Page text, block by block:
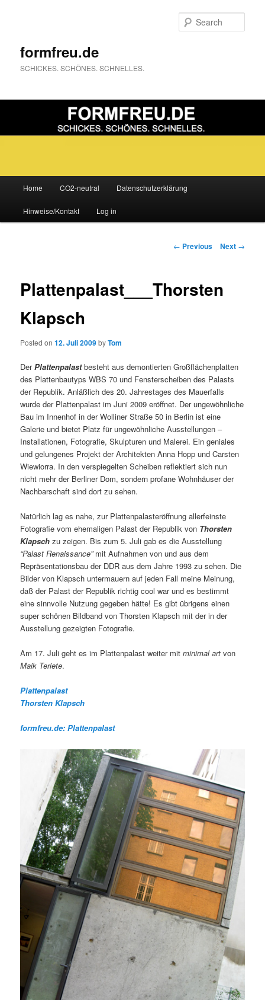
formfreu.de
SCHICKES. SCHÖNES. SCHNELLES.
Skip
to
Home CO2-neutral Datenschutzerklärung
Hinweise/Kontakt Log in
Post
← Previous Next →
Plattenpalast___Thorsten
Klapsch
Posted on12. Juli 2009byTom
DerPlattenpalastbesteht aus demontierten Großflächenplatten
des Plattenbautyps WBS 70 und Fensterscheiben des Palasts
der Republik. Anläßlich des 20. Jahrestages des Mauerfalls
wurde der Plattenpalast im Juni 2009 eröffnet. Der ungewöhnliche
Bau im Innenhof in der Wolliner Straße 50 in Berlin ist eine
Galerie und bietet Platz für ungewöhnliche Ausstellungen –
Installationen, Fotografie, Skulpturen und Malerei. Ein geniales
und gelungenes Projekt der Architekten Anna Hopp und Carsten
Wiewiorra. In den verspiegelten Scheiben reflektiert sich nun
nicht mehr der Berliner Dom, sondern profane Wohnhäuser der
Nachbarschaft sind dort zu sehen.
Natürlich lag es nahe, zur Plattenpalasteröffnung allerfeinste
Fotografie vom ehemaligen Palast der Republik von Thorsten
Klapsch zu zeigen. Bis zum 5. Juli gab es die Ausstellung
“Palast Renaissance”mit Aufnahmen von und aus dem
Repräsentationsbau der DDR aus dem Jahre 1993 zu sehen. Die
Bilder von Klapsch untermauern auf jeden Fall meine Meinung,
daß der Palast der Republik richtig cool war und es bestimmt
eine sinnvolle Nutzung gegeben hätte! Es gibt übrigens einen
super schönen Bildband von Thorsten Klapsch mit der in der
Ausstellung gezeigten Fotografie.
Am 17. Juli geht es im Plattenpalast weiter mitminimal art von
Maik Teriete.
Plattenpalast
Thorsten Klapsch
formfreu.de: Plattenpalast